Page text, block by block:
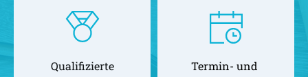
Qualifizierte
Termin- und